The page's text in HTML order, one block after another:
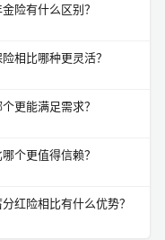
险有什么区别？
相比哪种更灵活？
更能满足需求？
个更值得信赖？
红险相比有什么优势？